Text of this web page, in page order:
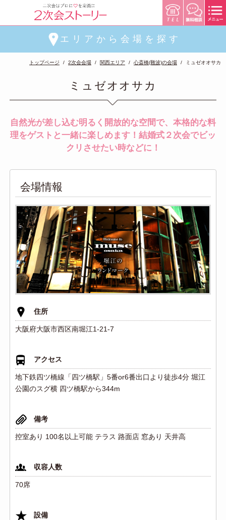
エリアから会場を探す
トップページ 2次会会場 関西エリア 心斎橋(難波)の会場 ミュゼオオサカ
ミュゼオオサカ
自然光が差し込む明るく開放的な空間で、本格的な料
理をゲストと一緒に楽しめます！結婚式２次会でビッ
クリさせたい時などに！
会場情報
住所
大阪府大阪市西区南堀江1-21-7
アクセス
地下鉄四ツ橋線「四ツ橋駅」5番or6番出口より徒歩4分 堀江
公園のスグ横 四ツ橋駅から344m
備考
控室あり 100名以上可能 テラス 路面店 窓あり 天井高
収容人数
70席
設備